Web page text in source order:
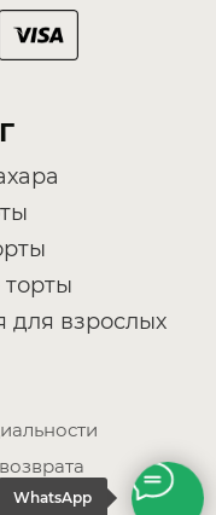
WhatsApp